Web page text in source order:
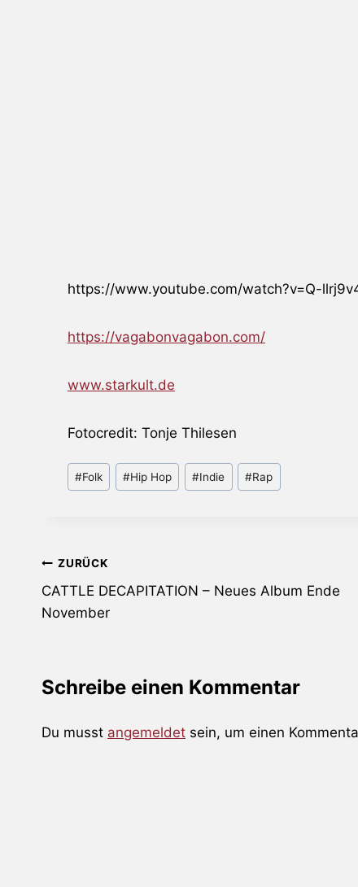
https://www.youtube.com/watch?v=Q-
https://vagabonvagabon.com/
www.starkult.de
Fotocredit: Tonje Thilesen
Schlagworte:
#Folk #Hip Hop #Indie #Rap
Beitragsnavigation
ZURÜCK
CATTLE DECAPITATION – Neues Album Ende
November
Schreibe einen Kommentar
Du musst angemeldet sein, um einen